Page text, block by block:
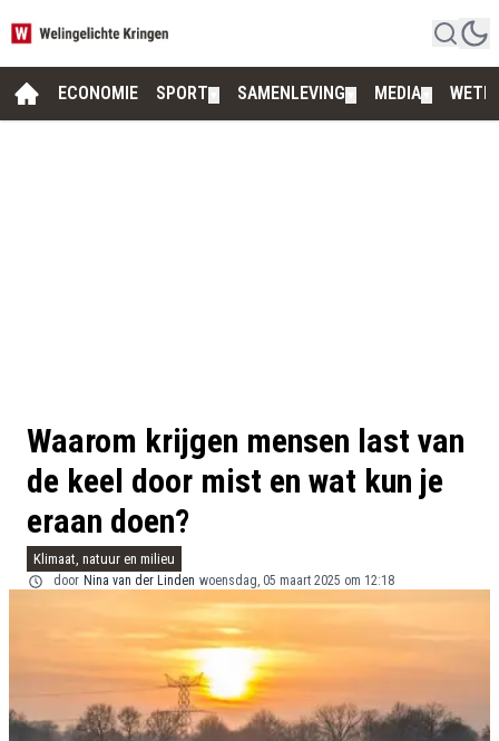
ECONOMIE SPORT SAMENLEVING MEDIA
Waarom krijgen mensen last van
de keel door mist en wat kun je
eraan doen?
Klimaat, natuur en milieu
door Nina van der Linden woensdag, 05 maart 2025 om 12:18